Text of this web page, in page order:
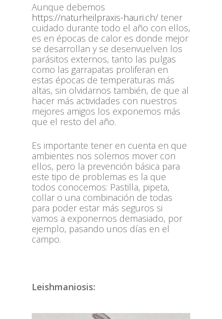
Aunque debemos
https://naturheilpraxis-hauri.ch/ tener
cuidado durante todo el año con ellos,
es en épocas de calor es donde mejor
se desarrollan y se desenvuelven los
parásitos externos, tanto las pulgas
como las garrapatas proliferan en
estas épocas de temperaturas más
altas, sin olvidarnos también, de que al
hacer más actividades con nuestros
mejores amigos los exponemos más
que el resto del año.
Es importante tener en cuenta en que
ambientes nos solemos mover con
ellos, pero la prevención básica para
este tipo de problemas es la que
todos conocemos: Pastilla, pipeta,
collar o una combinación de todas
para poder estar más seguros si
vamos a exponernos demasiado, por
ejemplo, pasando unos días en el
campo.
Leishmaniosis: